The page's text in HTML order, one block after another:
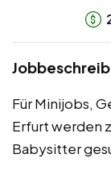
Für Minijobs,
Erfurt werden
Babysitter